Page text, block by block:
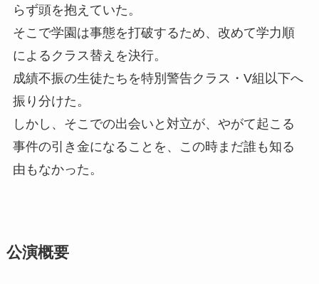
らず頭を抱えていた。
そこで学園は事態を打破するため、改めて学力順
によるクラス替えを決行。
成績不振の生徒たちを特別警告クラス・V組以下へ
振り分けた。
しかし、そこでの出会いと対立が、やがて起こる
事件の引き金になることを、この時まだ誰も知る
由もなかった。
公演概要